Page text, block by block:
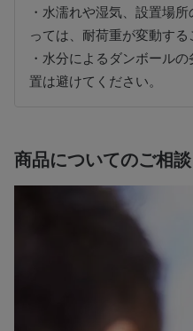
・水濡れや湿気、設置場
っては、耐荷重が変動する
・水分によるダンボール
置は避けてください。
商品についてのご相